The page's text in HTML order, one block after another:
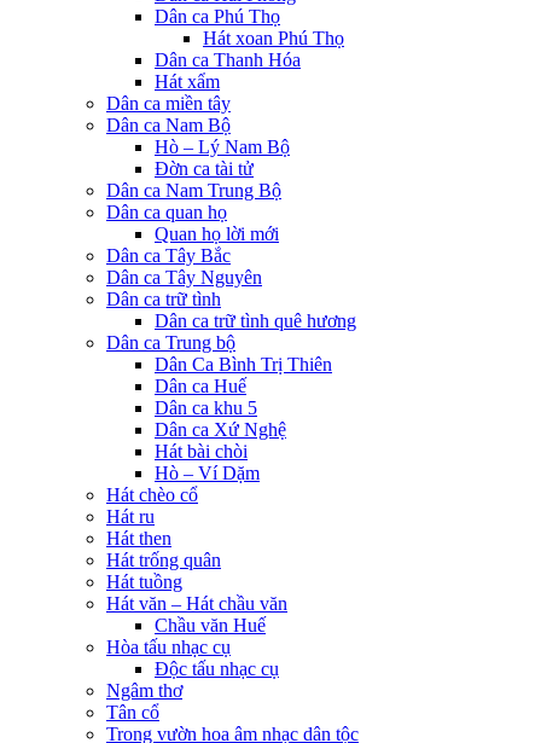
Dân ca Phú Thọ
Hát xoan Phú Thọ
Dân ca Thanh Hóa
Hát xẩm
Dân ca miền tây
Dân ca Nam Bộ
Hò – Lý Nam Bộ
Đờn ca tài tử
Dân ca Nam Trung Bộ
Dân ca quan họ
Quan họ lời mới
Dân ca Tây Bắc
Dân ca Tây Nguyên
Dân ca trữ tình
Dân ca trữ tình quê hương
Dân ca Trung bộ
Dân Ca Bình Trị Thiên
Dân ca Huế
Dân ca khu 5
Dân ca Xứ Nghệ
Hát bài chòi
Hò – Ví Dặm
Hát chèo cổ
Hát ru
Hát then
Hát trống quân
Hát tuồng
Hát văn – Hát chầu văn
Chầu văn Huế
Hòa tấu nhạc cụ
Độc tấu nhạc cụ
Ngâm thơ
Tân cổ
Trong vườn hoa âm nhạc dân tộc